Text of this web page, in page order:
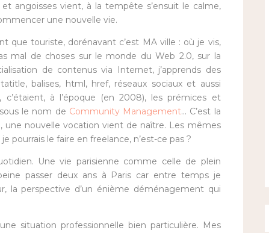
angoisses vient, à la tempête s’ensuit le calme,
une nouvelle vie.
que touriste, dorénavant c’est MA ville : où je vis,
mal de choses sur le monde du Web 2.0, sur la
de contenus via Internet, j’apprends des
balises, html, href, réseaux sociaux et aussi
à l’époque (en 2008), les prémices et
le nom de Community Management… C’est la
, une nouvelle vocation vient de naître. Les mêmes
pourrais le faire en freelance, n’est-ce pas ?
Une vie parisienne comme celle de plein
passer deux ans à Paris car entre temps je
la perspective d’un énième déménagement qui
situation professionnelle bien particulière. Mes